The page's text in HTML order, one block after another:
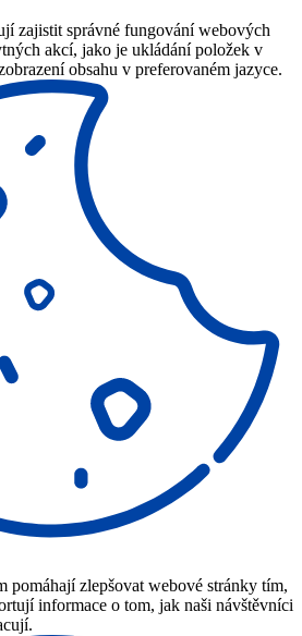
zajistit správné fungování webových
akcí, jako je ukládání položek v
obsahu v preferovaném jazyce.
pomáhají zlepšovat webové stránky tím,
informace o tom, jak naši návštěvníci